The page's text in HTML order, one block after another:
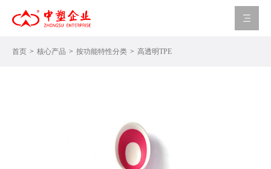
首页 核心产品 按功能特性分类 高透明TPE